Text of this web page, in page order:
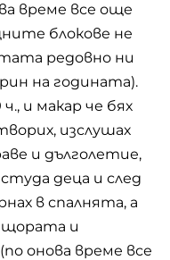
време все още
блокове не
редовно ни
на годината).
и макар че бях
изслушах
и дълголетие,
деца и след
в спалнята, а
щората и
онова време все